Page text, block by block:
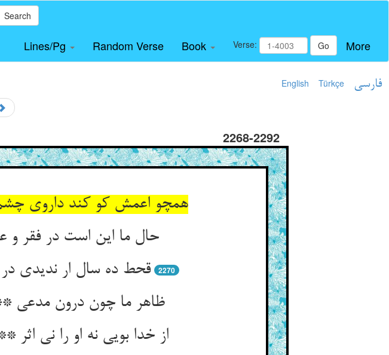
Search
Lines/Pg Random Verse Book Verse: Go More
English Türkçe فارسی
2268-2292
همچو اعمش کو کند داروی چشم ** چه کشد در چشمها الا که یشم‌‌
حال ما این است در فقر و
قحط ده سال ار ندیدی
2270
ظاهر ما چون درون مدعی ** در دلش ظلمت زبانش شعشعی‌‌
از خدا بویی نه او را نی